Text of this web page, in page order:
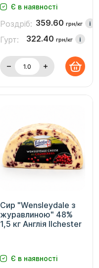
Є в наявності
Роздріб: 359.60 грн/кг i
Гурт: 322.40 грн/кг i
Сир "Wensleydale з
журавлиною" 48%
1,5 кг Англія Ilchester
Є в наявності